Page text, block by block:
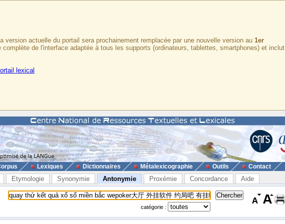
actuelle du portail sera prochainement remplacée par une nouvelle version au 1er
complète de l'interface adaptée à tous les supports (ordinateurs, tablettes, smartphones) et inclut
lexical
Lexiques Dictionnaires Métalexicographie Outils Contact
Etymologie Synonymie Antonymie Proxémie Concordance Aide
catégorie :